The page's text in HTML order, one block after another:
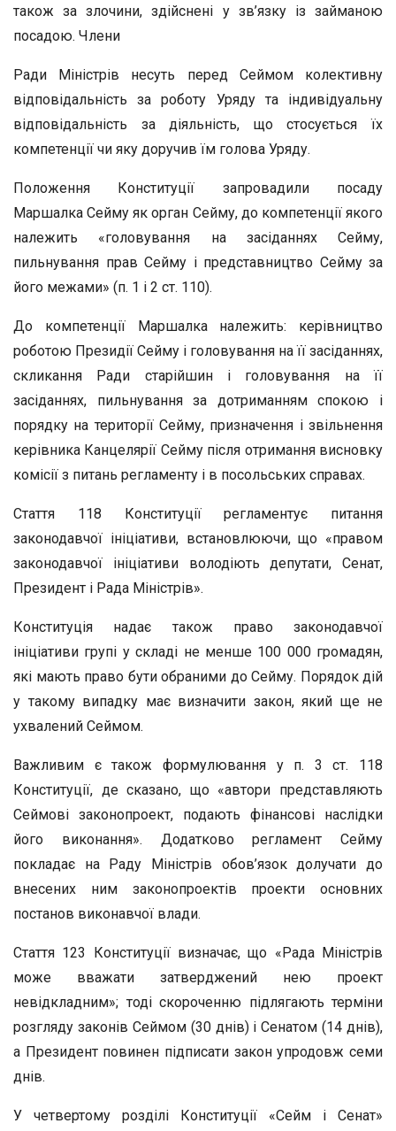
також за злочини, здійснені у зв’язку із займаною
посадою. Члени
Ради Міністрів несуть перед Сеймом колективну
відповідальність за роботу Уряду та індивідуальну
відповідальність за діяльність, що стосується їх
компетенції чи яку доручив їм голова Уряду.
Положення Конституції запровадили посаду
Маршалка Сейму як орган Сейму, до компетенції якого
належить «головування на засіданнях Сейму,
пильнування прав Сейму і представництво Сейму за
його межами» (п. 1 і 2 ст. 110).
До компетенції Маршалка належить: керівництво
роботою Президії Сейму і головування на її засіданнях,
скликання Ради старійшин і головування на її
засіданнях, пильнування за дотриманням спокою і
порядку на території Сейму, призначення і звільнення
керівника Канцелярії Сейму після отримання висновку
комісії з питань регламенту і в посольських справах.
Стаття 118 Конституції регламентує питання
законодавчої ініціативи, встановлюючи, що «правом
законодавчої ініціативи володіють депутати, Сенат,
Президент і Рада Міністрів».
Конституція надає також право законодавчої
ініціативи групі у складі не менше 100 000 громадян,
які мають право бути обраними до Сейму. Порядок дій
у такому випадку має визначити закон, який ще не
ухвалений Сеймом.
Важливим є також формулювання у п. 3 ст. 118
Конституції, де сказано, що «автори представляють
Сеймові законопроект, подають фінансові наслідки
його виконання». Додатково регламент Сейму
покладає на Раду Міністрів обов’язок долучати до
внесених ним законопроектів проекти основних
постанов виконавчої влади.
Стаття 123 Конституції визначає, що «Рада Міністрів
може вважати затверджений нею проект
невідкладним»; тоді скороченню підлягають терміни
розгляду законів Сеймом (30 днів) і Сенатом (14 днів),
а Президент повинен підписати закон упродовж семи
днів.
У четвертому розділі Конституції «Сейм і Сенат»